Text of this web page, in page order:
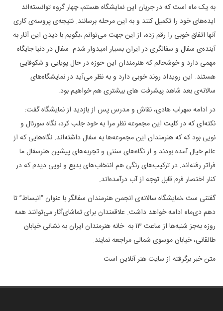
به یک ماه است که در جریان این نمایشگاه هستم، چهار گروه توانسته‌اند
ایده‌های خود را تکمیل کنند و به این مرحله برسانند. نتیجه‌ی پروسه‌ی کاری
آنها اتفاق خوبی را رقم زده، از این جهت می‌توانم ،بگویم با دیدن این آثار به
آینده‌ی سفال و سفالگری در ایران بسیار امیدوار شدم. سفال در دنیا جایگاه
مهمی دارد و خوشحالم که هنرمندان این حوزه در حال پویایی و شکوفایی
هستند. این رویداد روند خوبی دارد و به نظر می‌آید در نمایشگاه‌های
سالانه‌ی بعد شاهد پیشرفت های بیشتری هم خواهیم بود.
در ادامه سهراب هادی، نقاش و مدرس پس از بازدید از نمایشگاه گفت:
نکته‌ای که در کلیت این مجموعه نظر مرا به خود جلب کرد، نگاه سورئال و
نویی بود که که هنرمندان این مجموعه‌ها به سفال داشته‌اند. نگاه‌هایی که از
عالم خیال آمده بودند و از نگاه‌های سنتی و تجربه‌های پیشین هنرسفال ما
فراتر رفته‌اند. در ترکیب‌های رنگی هم انتخاب‌های بدیع و نویی دیدم که در
کنار اختصار فرم قابل توجه از آب درآمده‌‌اند.
گفتنی ست ،نمایشگاه سالانه‌ی انجمن هنرمندان سفالگر با عنوان “انبساط” تا
دهم دی‌ماه ادامه خواهد داشت. علاقمندان برای تماشای‌آثار می‌توانند همه
روزه به‌جز شنبه‌ها از ساعت ۱۳ به خانه هنرمندان ایران به نشانی خیابان
طالقانی، خیابان موسوی شمالی مراجعه نمایند.
متن خبر برگرفته از سایت هنر آنلاین است.